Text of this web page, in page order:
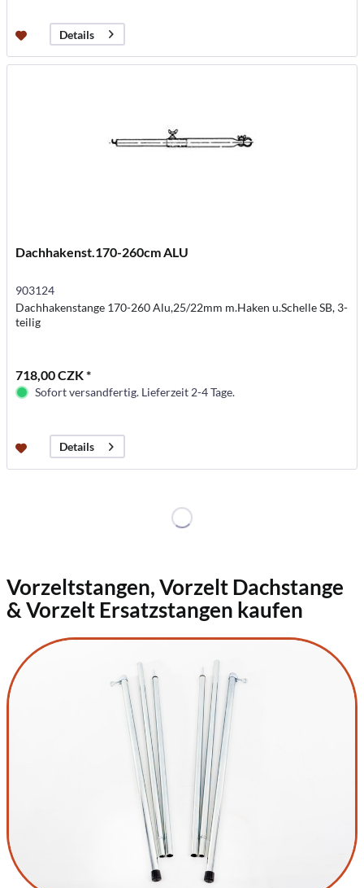
Details
Dachhakenst.170-260cm ALU
903124
Dachhakenstange 170-260 Alu,25/22mm m.Haken u.Schelle SB, 3-
teilig
718,00 CZK *
Sofort versandfertig. Lieferzeit 2-4 Tage.
Details
Vorzeltstangen, Vorzelt Dachstange
& Vorzelt Ersatzstangen kaufen